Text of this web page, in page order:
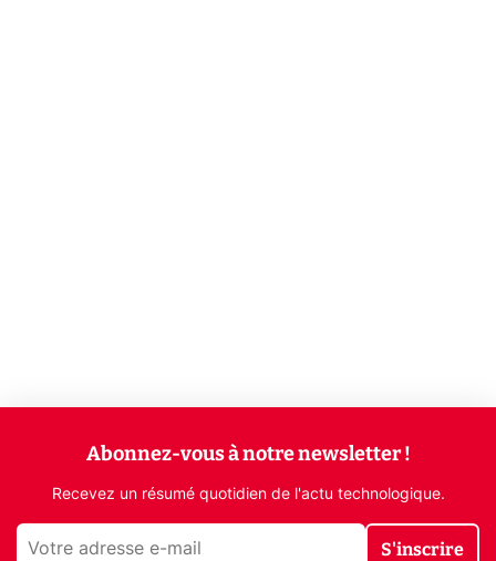
Abonnez-vous à notre newsletter !
Recevez un résumé quotidien de l'actu technologique.
S'inscrire